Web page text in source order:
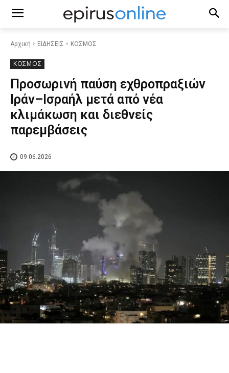
Αρχική ΕΙΔΗΣΕΙΣ ΚΟΣΜΟΣ
ΚΟΣΜΟΣ
Προσωρινή παύση εχθροπραξιών
Ιράν–Ισραήλ μετά από νέα
κλιμάκωση και διεθνείς
παρεμβάσεις
09.06.2026